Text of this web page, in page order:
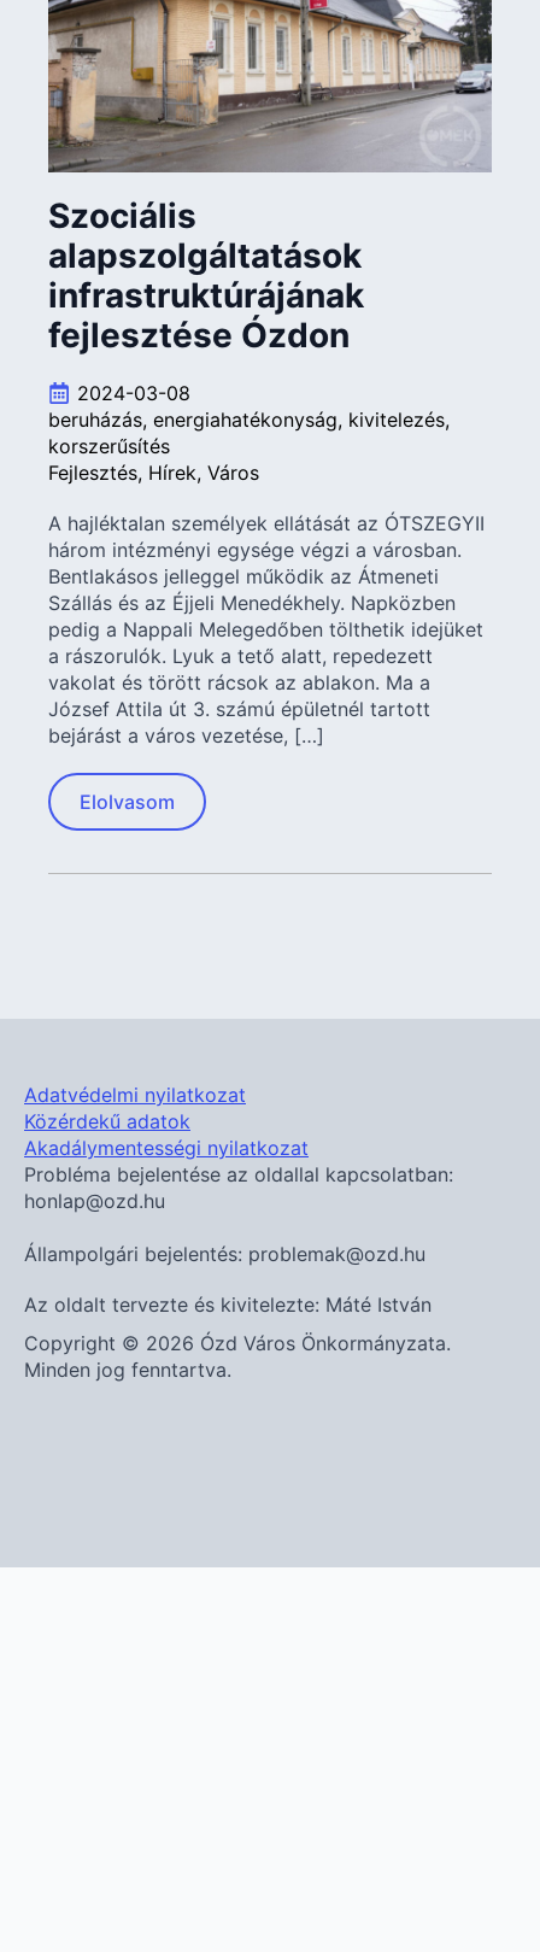
Szociális
alapszolgáltatások
infrastruktúrájának
fejlesztése Ózdon
2024-03-08
beruházás energiahatékonyság kivitelezés
korszerűsítés
Fejlesztés Hírek Város
A hajléktalan személyek ellátását az ÓTSZEGYII
három intézményi egysége végzi a városban.
Bentlakásos jelleggel működik az Átmeneti
Szállás és az Éjjeli Menedékhely. Napközben
pedig a Nappali Melegedőben tölthetik idejüket
a rászorulók. Lyuk a tető alatt, repedezett
vakolat és törött rácsok az ablakon. Ma a
József Attila út 3. számú épületnél tartott
bejárást a város vezetése, […]
Elolvasom
Adatvédelmi nyilatkozat
Közérdekű adatok
Akadálymentességi nyilatkozat
Probléma bejelentése az oldallal kapcsolatban:
honlap@ozd.hu
Állampolgári bejelentés: problemak@ozd.hu
Az oldalt tervezte és kivitelezte: Máté István
Copyright © 2026 Ózd Város Önkormányzata.
Minden jog fenntartva.